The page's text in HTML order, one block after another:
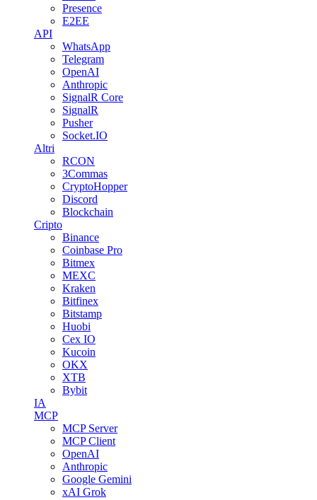
Presence
E2EE
API
WhatsApp
Telegram
OpenAI
Anthropic
SignalR Core
SignalR
Pusher
Socket.IO
Altri
RCON
3Commas
CryptoHopper
Discord
Blockchain
Cripto
Binance
Coinbase Pro
Bitmex
MEXC
Kraken
Bitfinex
Bitstamp
Huobi
Cex IO
Kucoin
OKX
XTB
Bybit
IA
MCP
MCP Server
MCP Client
OpenAI
Anthropic
Google Gemini
xAI Grok